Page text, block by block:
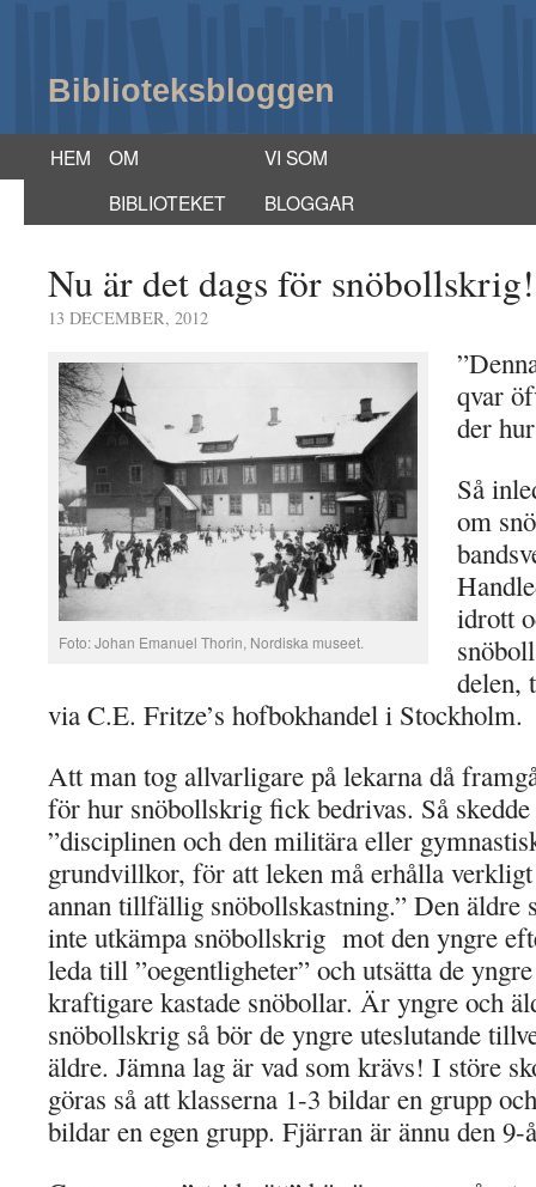
Biblioteksbloggen
HEM
OM
BIBLIOTEKET
VI SOM
BLOGGAR
Nu är det dags för snöbollskrig!
13 DECEMBER, 2012
Foto: Johan Emanuel Thorin, Nordiska museet.
qvar
der
Så
om
idrott
delen,
via C.E. Fritze’s hofbokhandel i Stockholm.
Att man tog allvarligare på lekarna då
för hur snöbollskrig fick bedrivas. Så
”disciplinen och den militära eller
grundvillkor, för att leken må erhålla
annan tillfällig snöbollskastning.” Den äldre
inte utkämpa snöbollskrig mot den yngre
leda till ”oegentligheter” och utsätta de
kraftigare kastade snöbollar. Är yngre och
snöbollskrig så bör de yngre uteslutande
äldre. Jämna lag är vad som krävs! I störe
göras så att klasserna 1-3 bildar en grupp
bildar en egen grupp. Fjärran är ännu den 9-